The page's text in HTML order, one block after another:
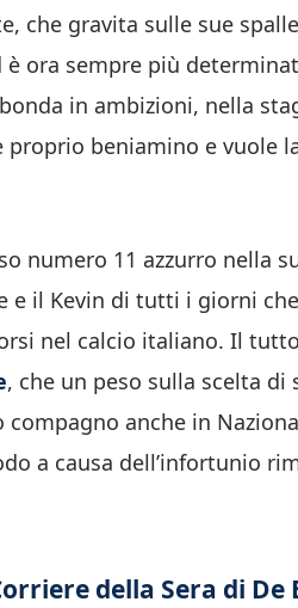
che gravita sulle sue
è ora sempre più
in ambizioni, nella
beniamino e vuole
numero 11 azzurro nella
il Kevin di tutti i giorni
nel calcio italiano. Il
, che un peso sulla scelta di
anche in
a causa dell’infortunio
della Sera di De